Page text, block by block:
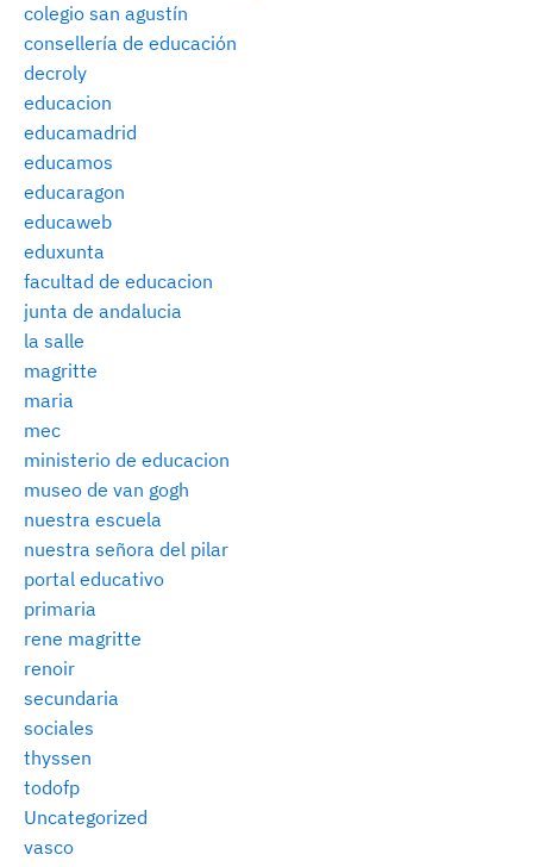
colegio san agustín
consellería de educación
decroly
educacion
educamadrid
educamos
educaragon
educaweb
eduxunta
facultad de educacion
junta de andalucia
la salle
magritte
maria
mec
ministerio de educacion
museo de van gogh
nuestra escuela
nuestra señora del pilar
portal educativo
primaria
rene magritte
renoir
secundaria
sociales
thyssen
todofp
Uncategorized
vasco